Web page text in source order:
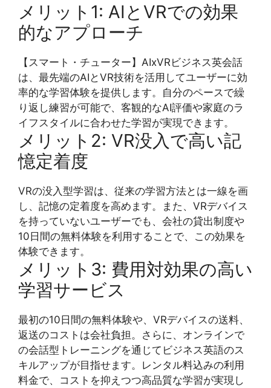
メリット1: AIとVRでの効果
的なアプローチ
【スマート・チューター】AIxVRビジネス英会話
は、最先端のAIとVR技術を活用してユーザーに効
率的な学習体験を提供します。自分のペースで繰
り返し練習が可能で、客観的なAI評価や家庭のラ
イフスタイルに合わせた学習が実現できます。
メリット2: VR没入で高い記
憶定着度
VRの没入型学習は、従来の学習方法とは一線を画
し、記憶の定着度を高めます。また、VRデバイス
を持っていないユーザーでも、会社の貸出制度や
10日間の無料体験を利用することで、この効果を
体験できます。
メリット3: 費用対効果の高い
学習サービス
最初の10日間の無料体験や、VRデバイスの送料、
返送のコストは会社負担。さらに、オンラインで
の会話型トレーニングを通じてビジネス英語のス
キルアップが目指せます。レンタル料込みの利用
料金で、コストを抑えつつ高品質な学習が実現し